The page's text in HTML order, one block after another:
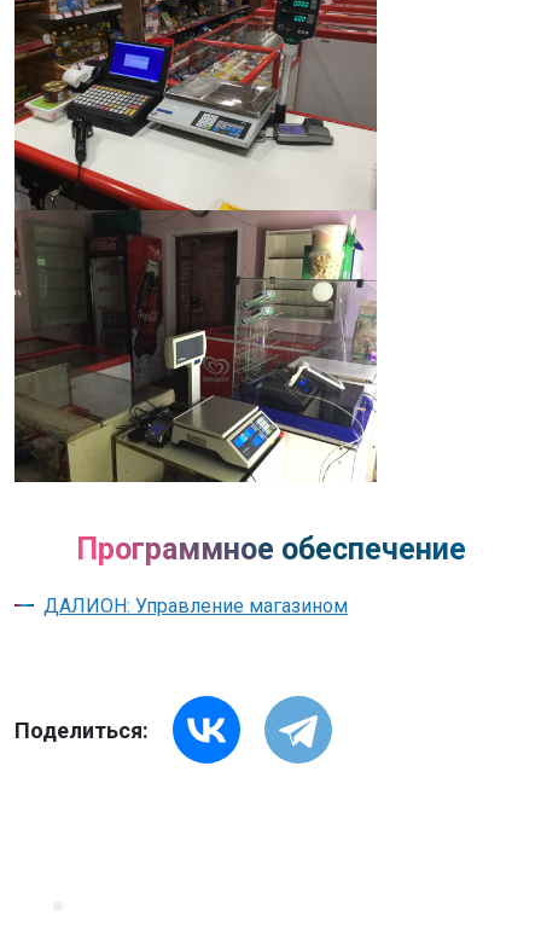
Программное обеспечение
ДАЛИОН: Управление магазином
Поделиться: